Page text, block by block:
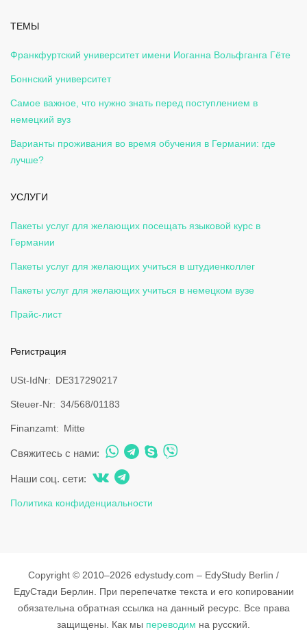
ТЕМЫ
Франкфуртский университет имени Иоганна Вольфганга Гёте
Боннский университет
Самое важное, что нужно знать перед поступлением в
немецкий вуз
Варианты проживания во время обучения в Германии: где
лучше?
УСЛУГИ
Пакеты услуг для желающих посещать языковой курс в
Германии
Пакеты услуг для желающих учиться в штудиенколлег
Пакеты услуг для желающих учиться в немецком вузе
Прайс-лист
Регистрация
USt-IdNr DE317290217
Steuer-Nr 34/568/01183
Finanzamt Mitte
Свяжитесь с нами:
Наши соц. сети:
Политика конфиденциальности
Copyright © 2010–2026 edystudy.com – EdyStudy Berlin /
ЕдуСтади Берлин. При перепечатке текста и его копировании
обязательна обратная ссылка на данный ресурс. Все права
защищены.
Как мы переводим на русский.